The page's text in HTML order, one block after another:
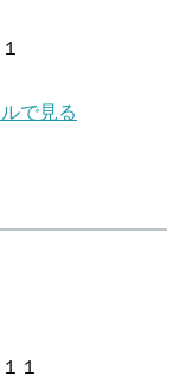
で見る
１